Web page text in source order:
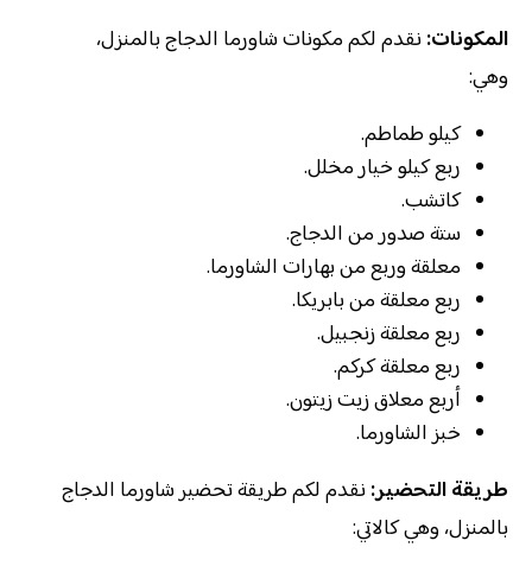
المكونات: نقدم لكم مكونات شاورما الدجاج بالمنزل،
وهي:
كيلو طماطم.
ربع كيلو خيار مخلل.
كاتشب.
ستة صدور من الدجاج.
معلقة وربع من بهارات الشاورما.
ربع معلقة من بابريكا.
ربع معلقة زنجبيل.
ربع معلقة كركم.
أربع معلاق زيت زيتون.
خبز الشاورما.
طريقة التحضير: نقدم لكم طريقة تحضير شاورما الدجاج
بالمنزل، وهي كالاتي: